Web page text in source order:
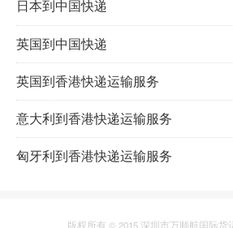
日本到中国快递
英国到中国快递
英国到香港快递运输服务
意大利到香港快递运输服务
匈牙利到香港快递运输服务
版权所有 © 2015 深圳市万顺航国际货